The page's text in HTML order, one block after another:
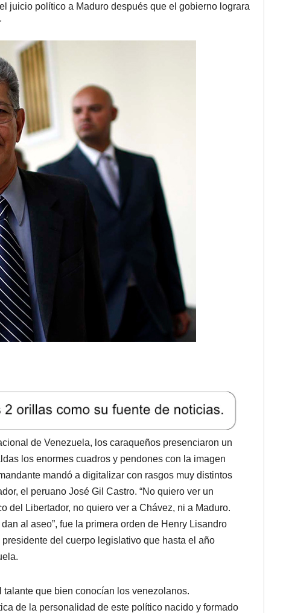
juicio político a Maduro después que el gobierno lograra
de Venezuela, los caraqueños presenciaron un
los enormes cuadros y pendones con la imagen
mandó a digitalizar con rasgos muy distintos
el peruano José Gil Castro. “No quiero ver un
del Libertador, no quiero ver a Chávez, ni a Maduro.
al aseo”, fue la primera orden de Henry Lisandro
del cuerpo legislativo que hasta el año
que bien conocían los venezolanos.
de la personalidad de este político nacido y formado